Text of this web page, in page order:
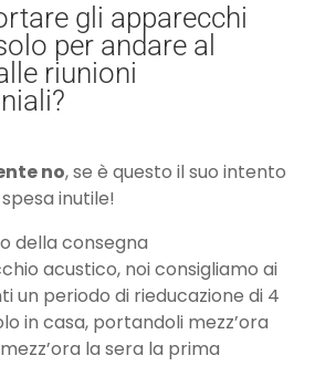
gli apparecchi
per andare al
riunioni
no, se è questo il suo intento
inutile!
della consegna
acustico, noi consigliamo ai
un periodo di rieducazione di 4
in casa, portandoli mezz’ora
la sera la prima